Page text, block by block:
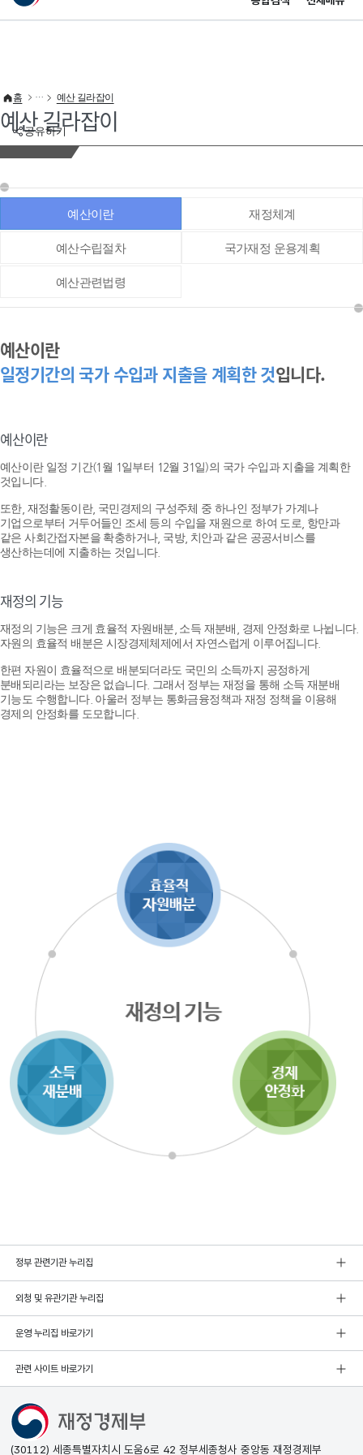
이 누리집은 대한민국 공식 전자정부 누리집입니다.
공유하기
홈 예산 길라잡이
예산 길라잡이
예산이란 재정체계
예산수립절차 국가재정 운용계획
예산관련법령
예산이란
일정기간의 국가 수입과 지출을 계획한 것입니다.
예산이란
예산이란 일정 기간(1월 1일부터 12월 31일)의 국가 수입과 지출을 계획한
것입니다.
또한, 재정활동이란, 국민경제의 구성주체 중 하나인 정부가 가계나
기업으로부터 거두어들인 조세 등의 수입을 재원으로 하여 도로, 항만과
같은 사회간접자본을 확충하거나, 국방, 치안과 같은 공공서비스를
생산하는데에 지출하는 것입니다.
재정의 기능
재정의 기능은 크게 효율적 자원배분, 소득 재분배, 경제 안정화로 나뉩니다.
자원의 효율적 배분은 시장경제체제에서 자연스럽게 이루어집니다.
한편 자원이 효율적으로 배분되더라도 국민의 소득까지 공정하게
분배되리라는 보장은 없습니다. 그래서 정부는 재정을 통해 소득 재분배
기능도 수행합니다. 아울러 정부는 통화금융정책과 재정 정책을 이용해
경제의 안정화를 도모합니다.
정부 관련기관 누리집
외청 및 유관기관 누리집
운영 누리집 바로가기
관련 사이트 바로가기
(30112) 세종특별자치시 도움6로 42 정부세종청사 중앙동 재정경제부